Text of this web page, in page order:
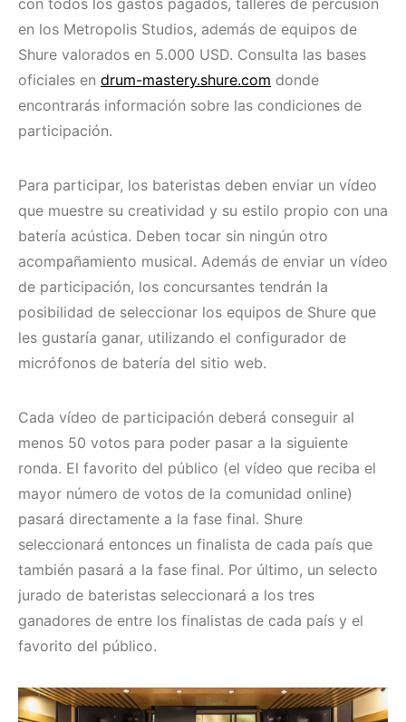
con todos los gastos pagados, talleres de percusión
en los Metropolis Studios, además de equipos de
Shure valorados en 5.000 USD. Consulta las bases
oficiales en drum-mastery.shure.com donde
encontrarás información sobre las condiciones de
participación.
Para participar, los bateristas deben enviar un vídeo
que muestre su creatividad y su estilo propio con una
batería acústica. Deben tocar sin ningún otro
acompañamiento musical. Además de enviar un vídeo
de participación, los concursantes tendrán la
posibilidad de seleccionar los equipos de Shure que
les gustaría ganar, utilizando el configurador de
micrófonos de batería del sitio web.
Cada vídeo de participación deberá conseguir al
menos 50 votos para poder pasar a la siguiente
ronda. El favorito del público (el vídeo que reciba el
mayor número de votos de la comunidad online)
pasará directamente a la fase final. Shure
seleccionará entonces un finalista de cada país que
también pasará a la fase final. Por último, un selecto
jurado de bateristas seleccionará a los tres
ganadores de entre los finalistas de cada país y el
favorito del público.